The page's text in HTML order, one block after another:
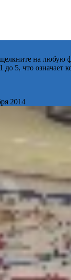
на любую
5, что означает
2014